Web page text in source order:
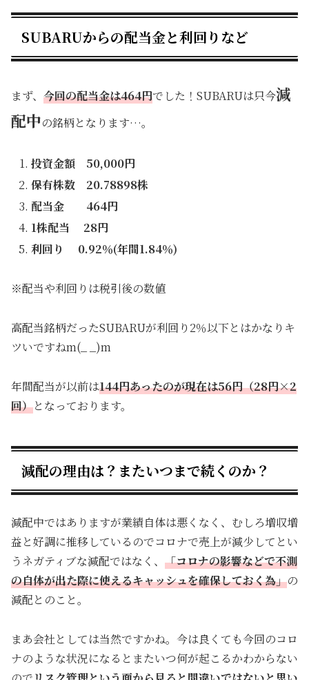
SUBARUからの配当金と利回りなど
まず、 今回の配当金は464円でした！SUBARUは只今減
配中の銘柄となります…。
投資金額 50,000円
保有株数 20.78898株
配当金 464円
1株配当 28円
利回り 0.92％(年間1.84％)
※配当や利回りは税引後の数値
高配当銘柄だったSUBARUが利回り2％以下とはかなりキ
ツいですねm(_ _)m
年間配当が以前は144円あったのが現在は56円（28円×2
回）となっております。
減配の理由は？またいつまで続くのか？
減配中ではありますが業績自体は悪くなく、むしろ増収増
益と好調に推移しているのでコロナで売上が減少してとい
うネガティブな減配ではなく、 「コロナの影響などで不測
の自体が出た際に使えるキャッシュを確保しておく為」の
減配とのこと。
まあ会社としては当然ですかね。今は良くても今回のコロ
ナのような状況になるとまたいつ何が起こるかわからない